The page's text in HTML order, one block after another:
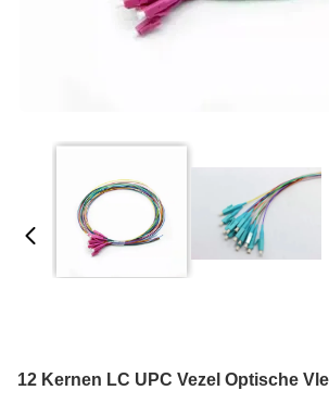
12 Kernen LC UPC Vezel Optische